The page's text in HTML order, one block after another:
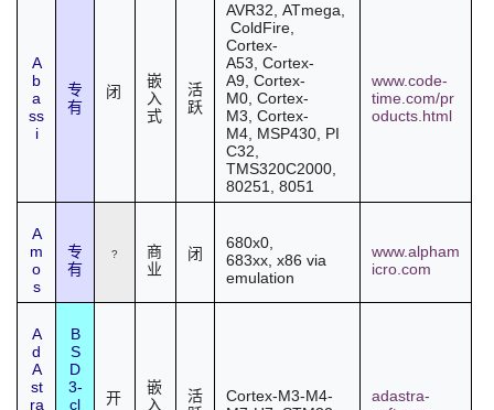
者
A
b
a
ss
i
专
有
闭
嵌
入
式
活
跃
AVR32 ATmega
ColdFire
Cortex-
A53, Cortex-
A9 Cortex-
M0 Cortex-
M3 Cortex-
M4 MSP430 PI
C32
TMS320C2000,
80251, 8051
www.code-
time.com/pr
oducts.html
A
m
o
s
专
有
?
商
业
闭
680x0
683xx, x86 via
emulation
www.alpham
icro.com
A
d
A
st
ra
B
S
D
3-
cl
开
嵌
入
活
Cortex-M3-M4-
adastra-